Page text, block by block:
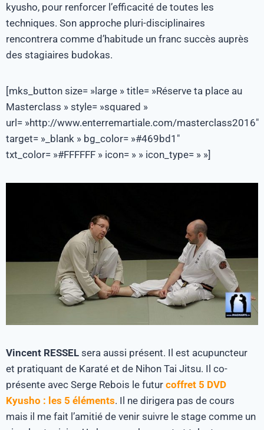
kyusho, pour renforcer l’efficacité de toutes les
techniques. Son approche pluri-disciplinaires
rencontrera comme d’habitude un franc succès auprès
des stagiaires budokas.
[mks_button size= »large » title= »Réserve ta place au
Masterclass » style= »squared »
url= »http://www.enterremartiale.com/masterclass2016″
target= »_blank » bg_color= »#469bd1″
txt_color= »#FFFFFF » icon= » » icon_type= » »]
Vincent RESSEL sera aussi présent. Il est acupuncteur
et pratiquant de Karaté et de Nihon Tai Jitsu. Il co-
présente avec Serge Rebois le futur coffret 5 DVD
Kyusho : les 5 éléments. Il ne dirigera pas de cours
mais il me fait l’amitié de venir suivre le stage comme un